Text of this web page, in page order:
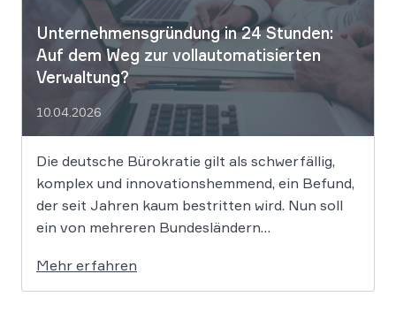
Gleichbehandlungsgesetz. Die fortschreitende
Digitalisierung […]
Unternehmensgründung in 24 Stunden:
Auf dem Weg zur vollautomatisierten
Verwaltung?
10.04.2026
Die deutsche Bürokratie gilt als schwerfällig,
komplex und innovationshemmend, ein Befund,
der seit Jahren kaum bestritten wird. Nun soll
ein von mehreren Bundesländern
schaffen. Der Ansatz ist ambitioniert:
Unternehmensgründungen sollen künftig
Mehr erfahren